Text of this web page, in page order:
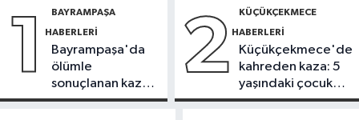
yağış ve fırtına geliyor
Ekonomi
Gram ve külçe satışları geriledi
1 BAYRAMPAŞA
HABERLERI
Bayrampaşa'da
ölümle
sonuçlanan kaza:
Sürücü
2 KÜÇÜKÇEKMECE
HABERLERI
Küçükçekmece'de
kahreden kaza: 5
yaşındaki çocuk
yoğun bakımda